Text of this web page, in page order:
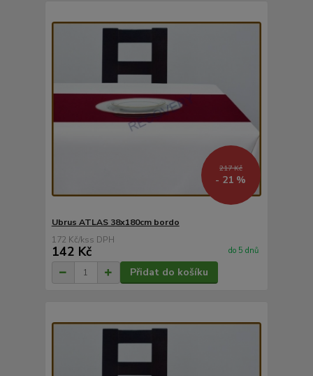
217 Kč
- 21 %
Ubrus ATLAS 38x180cm bordo
172 Kč/ks
142 Kč do 5 dnů
Přidat do košíku